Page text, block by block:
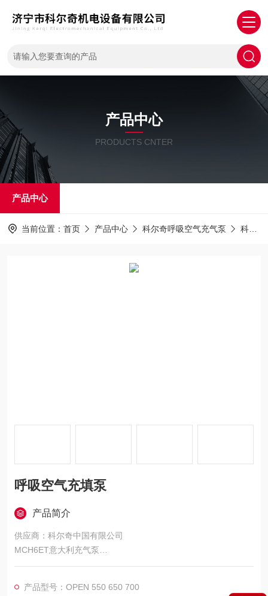
产品中心
PRODUCTS CNTER
产品中心
当前位置： 首页 产品中心 科尔奇呼吸空气充气泵 科尔奇充气泵
呼吸空气充填泵
产品简介
供应商：科尔奇中国有限公司
MCH6ET意大利充气泵
供应商：科尔奇中国有限公司
产品型号：OPEN 550 650 700